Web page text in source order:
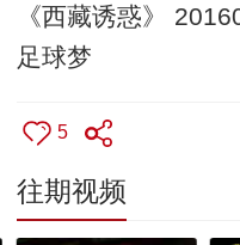
《西藏诱惑》
足球梦
5
往期视频